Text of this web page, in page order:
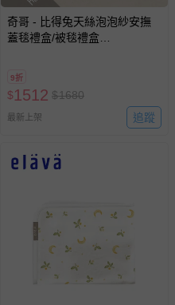
奇哥 - 比得兔天絲泡泡紗安撫
蓋毯禮盒/被毯禮盒
9折
$1512 $1680
最新上架 追蹤